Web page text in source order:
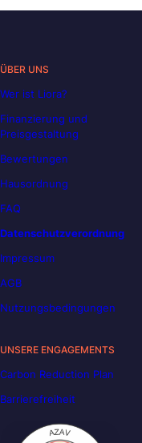
ÜBER UNS
Wer ist Liora?
Finanzierung und
Preisgestaltung
Bewertungen
Hausordnung
FAQ
Datenschutzverordnung
Impressum
AGB
Nutzungsbedingungen
UNSERE ENGAGEMENTS
Carbon Reduction Plan
Barrierefreiheit